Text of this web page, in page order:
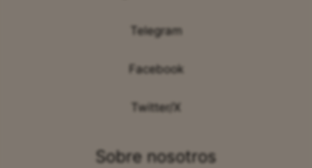
Telegram
Facebook
Twitter/X
Sobre nosotros